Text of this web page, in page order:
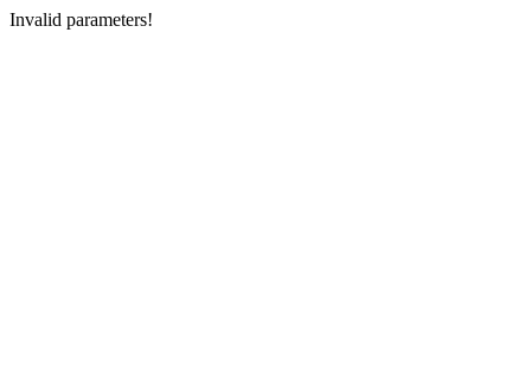
Invalid parameters!